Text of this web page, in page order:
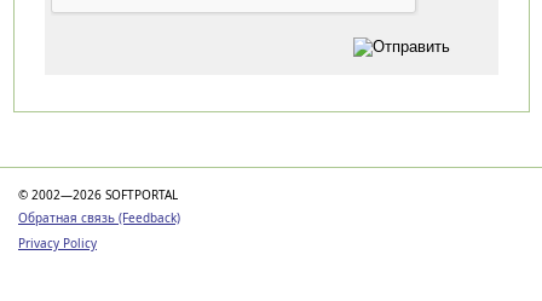
© 2002—2026 SOFTPORTAL
Обратная связь (Feedback)
Privacy Policy